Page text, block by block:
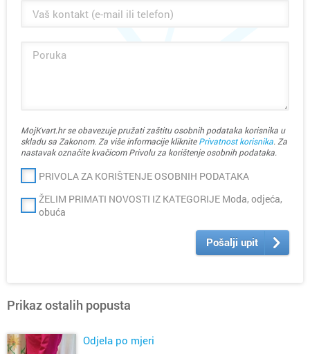
MojKvart.hr se obavezuje pružati zaštitu osobnih podataka korisnika u
skladu sa Zakonom. Za više informacije kliknitePrivatnost korisnika. Za
nastavak označite kvačicom Privolu za korištenje osobnih podataka.
PRIVOLA ZA KORIŠTENJE OSOBNIH PODATAKA
ŽELIM PRIMATI NOVOSTI IZ KATEGORIJE Moda, odjeća,
obuća
Pošalji upit
Prikaz ostalih popusta
Odjela po mjeri